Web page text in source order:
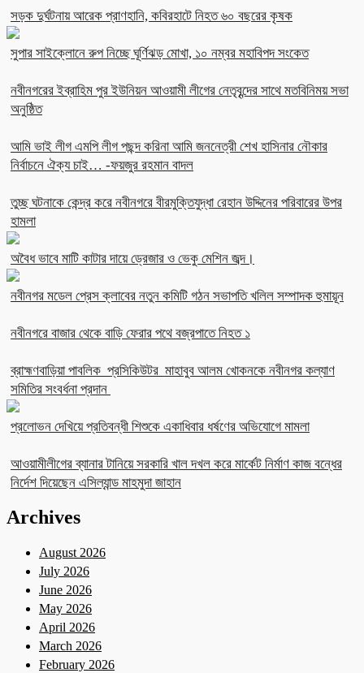
সড়ক দুর্ঘটনায় আরেক প্রাণহানি, কবিরহাটে নিহত ৬০ বছরের কৃষক
সুপার সাইক্লোনে রুপ নিচ্ছে ঘূর্ণিঝড় মোখা, ১০ নম্বর মহাবিপদ সংকেত
নবীনগরের ইব্রাহিম পুর ইউনিয়ন আওয়ামী লীগের নেতৃবৃন্দের সাথে মতবিনিময় সভা
অনুষ্ঠিত
আমি ভাই লীগ এমপি লীগ পছন্দ করিনা আমি জননেত্রী শেখ হাসিনার নৌকার
নির্বাচনে ঐক্য চাই… -ফয়জুর রহমান বাদল
তুচ্ছ ঘটনাকে কেন্দ্র করে নবীনগরে বীরমুক্তিযুদ্ধা রেহান উদ্দিনের পরিবারের উপর
হামলা
অবৈধ ভাবে মাটি কাটার দায়ে ড্রেজার ও ভেকু মেশিন জব্দ।
নবীনগর মডেল প্রেস ক্লাবের নতুন কমিটি গঠন সভাপতি খলিল সম্পাদক হুমায়ূন
নবীনগরে বাজার থেকে বাড়ি ফেরার পথে বজ্রপাতে নিহত ১
ব্রাহ্মণবাড়িয়া পাবলিক প্রসিকিউটর মাহাবুব আলম খোকনকে নবীনগর কল্যাণ
সমিতির সংবর্ধনা প্রদান
প্রলোভন দেখিয়ে প্রতিবন্ধী শিশুকে একাধিবার ধর্ষণের অভিযোগে মামলা
আওয়ামীলীগের ব্যানার টানিয়ে সরকারি খাল দখল করে মার্কেট নির্মাণ কাজ বন্ধের
নির্দেশ দিয়েছেন এসিল্যান্ড মাহমুদা জাহান
Archives
August 2026
July 2026
June 2026
May 2026
April 2026
March 2026
February 2026